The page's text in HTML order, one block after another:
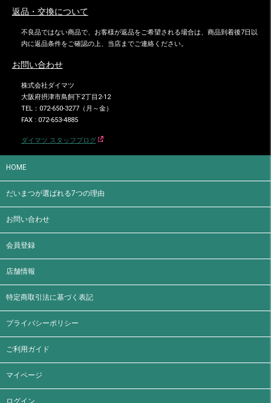
返品・交換について
不良品ではない商品で、お客様が返品をご希望される場合は、商品到着後7日以
内に返品条件をご確認の上、当店までご連絡ください。
お問い合わせ
株式会社ダイマツ
大阪府摂津市鳥飼下2丁目2-12
TEL：072-650-3277（月～金）
FAX : 072-653-4885
ダイマツ スタッフブログ
HOME
だいまつが選ばれる7つの理由
お問い合わせ
会員登録
店舗情報
特定商取引法に基づく表記
プライバシーポリシー
ご利用ガイド
マイページ